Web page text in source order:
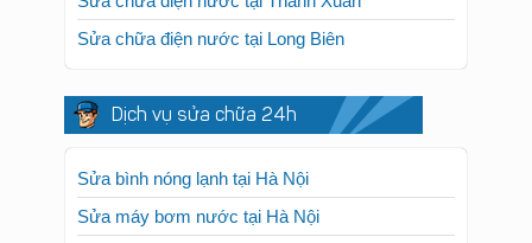
Sửa chữa điện nước tại Long Biên
Dịch vụ sửa chữa 24h
Sửa bình nóng lạnh tại Hà Nội
Sửa máy bơm nước tại Hà Nội